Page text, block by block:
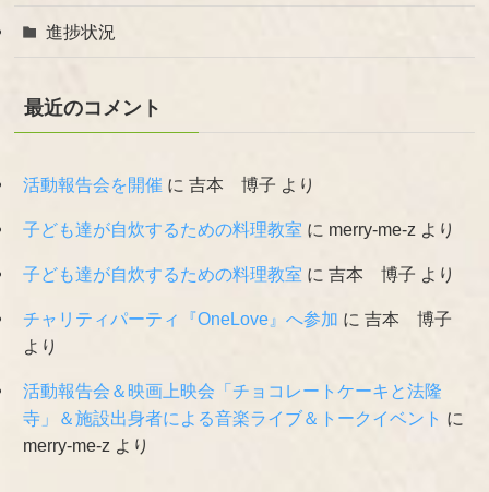
進捗状況
最近のコメント
活動報告会を開催 に吉本 博子 より
子ども達が自炊するための料理教室 に merry-me-z より
子ども達が自炊するための料理教室 に吉本 博子 より
チャリティパーティ『OneLove』へ参加 に吉本 博子
より
活動報告会＆映画上映会「チョコレートケーキと法隆
寺」＆施設出身者による音楽ライブ＆トークイベント に
merry-me-z より